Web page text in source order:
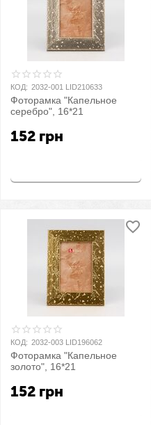
КОД: 2032-001 LID210633
Фоторамка "Капельное
серебро", 16*21
152 грн
КОД: 2032-003 LID196062
Фоторамка "Капельное
золото", 16*21
152 грн